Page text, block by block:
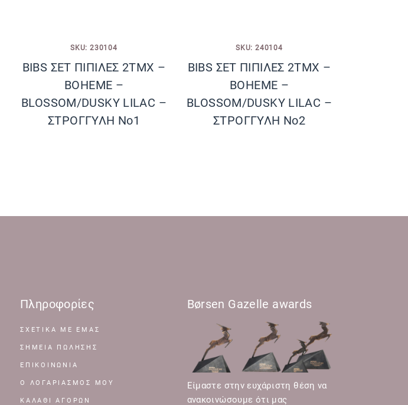
SKU: 230104
BIBS ΣΕΤ ΠΙΠΙΛΕΣ 2ΤΜΧ –
BOHEME –
BLOSSOM/DUSKY LILAC –
ΣΤΡΟΓΓΥΛΗ No1
SKU: 240104
BIBS ΣΕΤ ΠΙΠΙΛΕΣ 2ΤΜΧ –
BOHEME –
BLOSSOM/DUSKY LILAC –
ΣΤΡΟΓΓΥΛΗ No2
Πληροφορίες
ΣΧΕΤΙΚΆ ΜΕ ΕΜΆΣ
ΣΗΜΕΊΑ ΠΏΛΗΣΗΣ
ΕΠΙΚΟΙΝΩΝΊΑ
Ο ΛΟΓΑΡΙΑΣΜΌΣ ΜΟΥ
ΚΑΛΆΘΙ ΑΓΟΡΏΝ
Børsen Gazelle awards
Είμαστε στην ευχάριστη θέση να
ανακοινώσουμε ότι μας